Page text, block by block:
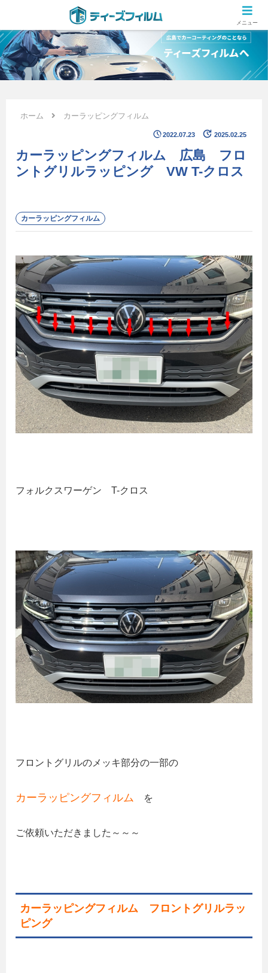
広島のカーコーティング専門店 ティーズフィルムの施工ブログ
ホーム カーラッピングフィルム
2022.07.23 2025.02.25
カーラッピングフィルム 広島 フロ
ントグリルラッピング VW T-クロス
カーラッピングフィルム
フォルクスワーゲン T-クロス
フロントグリルのメッキ部分の一部の
カーラッピングフィルム を
ご依頼いただきました～～～
カーラッピングフィルム フロントグリルラッ
ピング
メニュー